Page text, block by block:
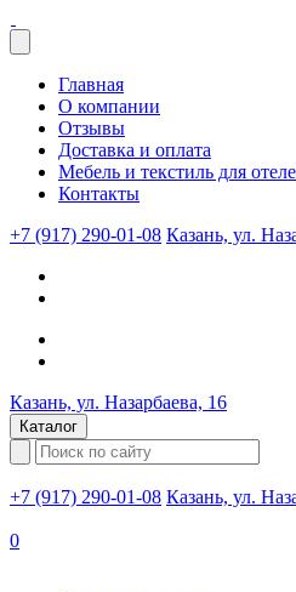
Главная
О компании
Отзывы
Доставка и оплата
Мебель и текстиль для
Контакты
+7 (917) 290-01-08 Казань, ул.
Казань, ул. Назарбаева, 16
Каталог
+7 (917) 290-01-08 Казань, ул.
0